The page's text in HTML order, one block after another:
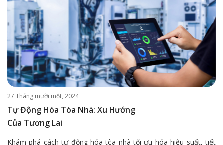
27 Tháng mười một, 2024
Tự Động Hóa Tòa Nhà: Xu Hướng
Của Tương Lai
Khám phá cách tự động hóa tòa nhà tối ưu hóa hiệu suất, tiết